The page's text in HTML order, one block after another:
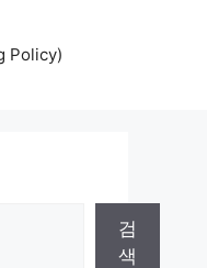
Policy)
검
색